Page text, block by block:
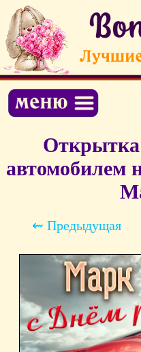
автомобилем
⇜ Предыдущая